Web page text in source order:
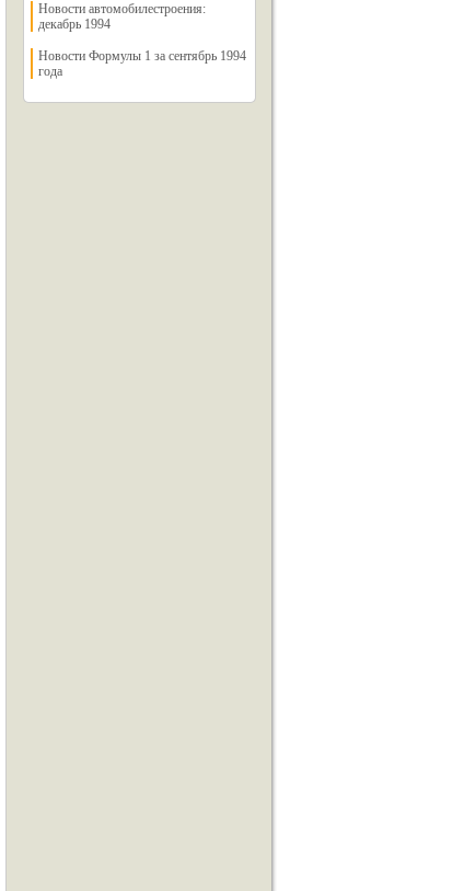
Новости автомобилестроения:
декабрь 1994
Новости Формулы 1 за сентябрь 1994
года